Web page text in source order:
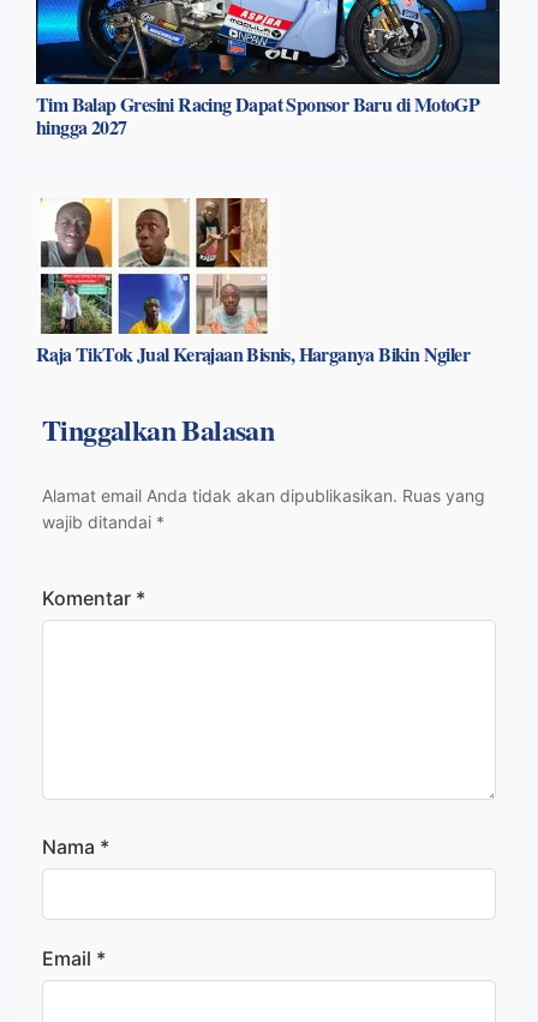
Tim Balap Gresini Racing Dapat Sponsor Baru di MotoGP
hingga 2027
Raja TikTok Jual Kerajaan Bisnis, Harganya Bikin Ngiler
Tinggalkan Balasan
Alamat email Anda tidak akan dipublikasikan. Ruas yang
wajib ditandai *
Komentar *
Nama *
Email *